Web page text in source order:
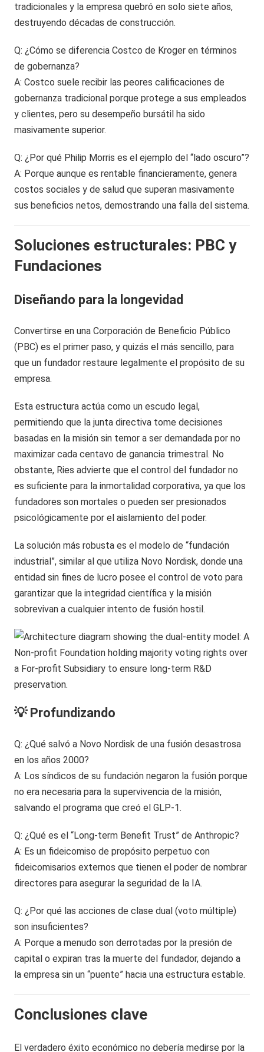
tradicionales y la empresa quebró en solo siete años,
destruyendo décadas de construcción.
Q: ¿Cómo se diferencia Costco de Kroger en términos
de gobernanza?
A: Costco suele recibir las peores calificaciones de
gobernanza tradicional porque protege a sus empleados
y clientes, pero su desempeño bursátil ha sido
masivamente superior.
Q: ¿Por qué Philip Morris es el ejemplo del “lado oscuro”?
A: Porque aunque es rentable financieramente, genera
costos sociales y de salud que superan masivamente
sus beneficios netos, demostrando una falla del sistema.
Soluciones estructurales: PBC y
Fundaciones
Diseñando para la longevidad
Convertirse en una Corporación de Beneficio Público
(PBC) es el primer paso, y quizás el más sencillo, para
que un fundador restaure legalmente el propósito de su
empresa.
Esta estructura actúa como un escudo legal,
permitiendo que la junta directiva tome decisiones
basadas en la misión sin temor a ser demandada por no
maximizar cada centavo de ganancia trimestral. No
obstante, Ries advierte que el control del fundador no
es suficiente para la inmortalidad corporativa, ya que los
fundadores son mortales o pueden ser presionados
psicológicamente por el aislamiento del poder.
La solución más robusta es el modelo de “fundación
industrial”, similar al que utiliza Novo Nordisk, donde una
entidad sin fines de lucro posee el control de voto para
garantizar que la integridad científica y la misión
sobrevivan a cualquier intento de fusión hostil.
💡 Profundizando
Q: ¿Qué salvó a Novo Nordisk de una fusión desastrosa
en los años 2000?
A: Los síndicos de su fundación negaron la fusión porque
no era necesaria para la supervivencia de la misión,
salvando el programa que creó el GLP-1.
Q: ¿Qué es el “Long-term Benefit Trust” de Anthropic?
A: Es un fideicomiso de propósito perpetuo con
fideicomisarios externos que tienen el poder de nombrar
directores para asegurar la seguridad de la IA.
Q: ¿Por qué las acciones de clase dual (voto múltiple)
son insuficientes?
A: Porque a menudo son derrotadas por la presión de
capital o expiran tras la muerte del fundador, dejando a
la empresa sin un “puente” hacia una estructura estable.
Conclusiones clave
El verdadero éxito económico no debería medirse por la